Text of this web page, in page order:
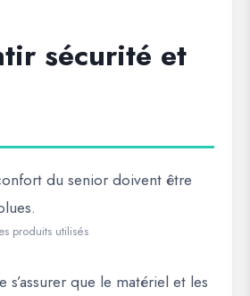
sécurité et
du senior doivent être
produits utilisés
que le matériel et les